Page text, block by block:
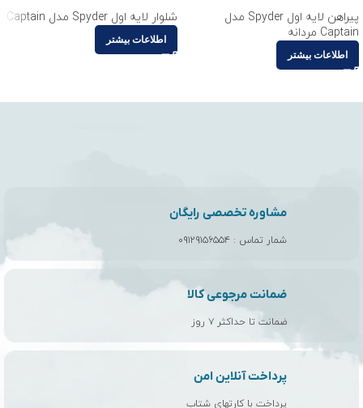
پیراهن لایه اول Spyder مدل
Captain مردانه
اطلاعات بیشتر
شلوار لایه اول Spyder مدل Captain
اطلاعات بیشتر
مشاوره تخصصی رایگان
شمار تماس : ۰۹۱۲۹۱۵۶۵۵۴
ضمانت مرجوعی کالا
ضمانت تا حداکثر ۷ روز
پرداخت آنلاین امن
پرداخت با کارتهای شتاب